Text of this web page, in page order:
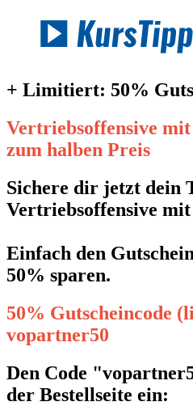
+ Limitiert: 50%
Vertriebsoffensive
zum halben Preis
Sichere dir jetzt dein
Vertriebsoffensive
Einfach den
50% sparen.
50% Gutscheincode
vopartner50
Den Code
der Bestellseite ein: